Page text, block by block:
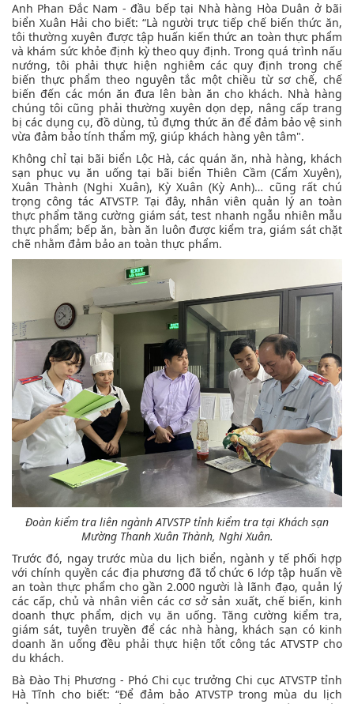
Anh Phan Đắc Nam - đầu bếp tại Nhà hàng Hòa Duân ở bãi
biển Xuân Hải cho biết: “Là người trực tiếp chế biến thức ăn,
tôi thường xuyên được tập huấn kiến thức an toàn thực phẩm
và khám sức khỏe định kỳ theo quy định. Trong quá trình nấu
nướng, tôi phải thực hiện nghiêm các quy định trong chế
biến thực phẩm theo nguyên tắc một chiều từ sơ chế, chế
biến đến các món ăn đưa lên bàn ăn cho khách. Nhà hàng
chúng tôi cũng phải thường xuyên dọn dẹp, nâng cấp trang
bị các dụng cụ, đồ dùng, tủ đựng thức ăn để đảm bảo vệ sinh
vừa đảm bảo tính thẩm mỹ, giúp khách hàng yên tâm".
Không chỉ tại bãi biển Lộc Hà, các quán ăn, nhà hàng, khách
sạn phục vụ ăn uống tại bãi biển Thiên Cầm (Cẩm Xuyên),
Xuân Thành (Nghi Xuân), Kỳ Xuân (Kỳ Anh)… cũng rất chú
trọng công tác ATVSTP. Tại đây, nhân viên quản lý an toàn
thực phẩm tăng cường giám sát, test nhanh ngẫu nhiên mẫu
thực phẩm; bếp ăn, bàn ăn luôn được kiểm tra, giám sát chặt
chẽ nhằm đảm bảo an toàn thực phẩm.
Đoàn kiểm tra liên ngành ATVSTP tỉnh kiểm tra tại Khách sạn
Mường Thanh Xuân Thành, Nghi Xuân.
Trước đó, ngay trước mùa du lịch biển, ngành y tế phối hợp
với chính quyền các địa phương đã tổ chức 6 lớp tập huấn về
an toàn thực phẩm cho gần 2.000 người là lãnh đạo, quản lý
các cấp, chủ và nhân viên các cơ sở sản xuất, chế biến, kinh
doanh thực phẩm, dịch vụ ăn uống. Tăng cường kiểm tra,
giám sát, tuyên truyền để các nhà hàng, khách sạn có kinh
doanh ăn uống đều phải thực hiện tốt công tác ATVSTP cho
du khách.
Bà Đào Thị Phương - Phó Chi cục trưởng Chi cục ATVSTP tỉnh
Hà Tĩnh cho biết: “Để đảm bảo ATVSTP trong mùa du lịch